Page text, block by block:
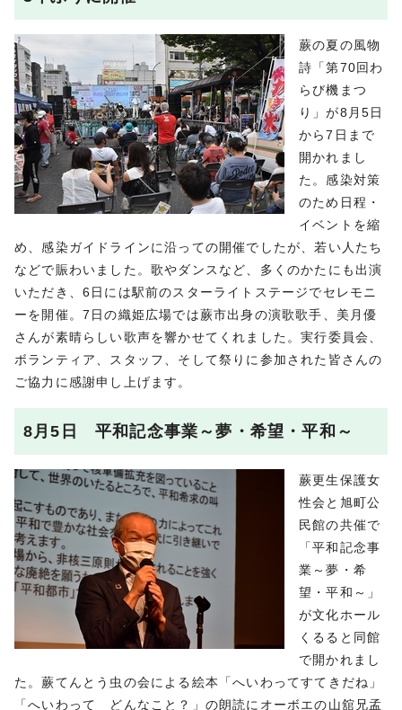
蕨の夏の風物
詩「第70回わ
らび機まつ
り」が8月5日
から7日まで
開かれまし
た。感染対策
のため日程・
イベントを縮
め、感染ガイドラインに沿っての開催でしたが、若い人たち
などで賑わいました。歌やダンスなど、多くのかたにも出演
いただき、6日には駅前のスターライトステージでセレモニ
ーを開催。7日の織姫広場では蕨市出身の演歌歌手、美月優
さんが素晴らしい歌声を響かせてくれました。実行委員会、
ボランティア、スタッフ、そして祭りに参加された皆さんの
ご協力に感謝申し上げます。
8月5日 平和記念事業～夢・希望・平和～
蕨更生保護女
性会と旭町公
民館の共催で
「平和記念事
業～夢・希
望・平和～」
が文化ホール
くるると同館
で開かれまし
た。蕨てんとう虫の会による絵本「へいわってすてきだね」
「へいわって どんなこと？」の朗読にオーボエの山舘兄孟